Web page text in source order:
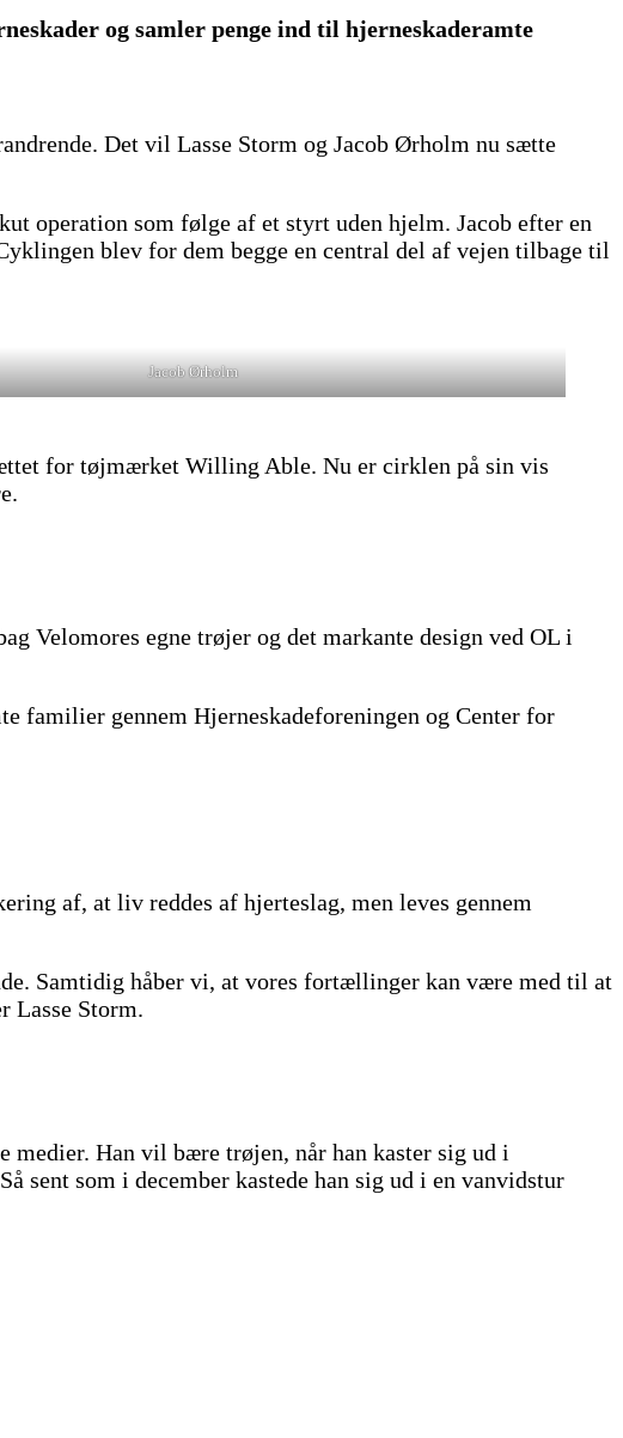
og samler penge ind til hjerneskaderamte
Det vil Lasse Storm og Jacob Ørholm nu sætte
operation som følge af et styrt uden hjelm. Jacob efter en
blev for dem begge en central del af vejen tilbage til
Jacob Ørholm
for tøjmærket Willing Able. Nu er cirklen på sin vis
Velomores egne trøjer og det markante design ved OL i
familier gennem Hjerneskadeforeningen og Center for
af, at liv reddes af hjerteslag, men leves gennem
Samtidig håber vi, at vores fortællinger kan være med til at
Lasse Storm.
medier. Han vil bære trøjen, når han kaster sig ud i
sent som i december kastede han sig ud i en vanvidstur